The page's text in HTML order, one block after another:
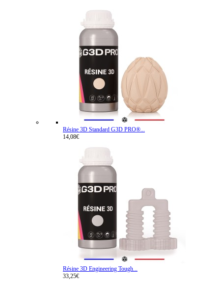
Résine 3D Standard G3D PRO®...
14,08€
Résine 3D Engineering Tough...
33,25€